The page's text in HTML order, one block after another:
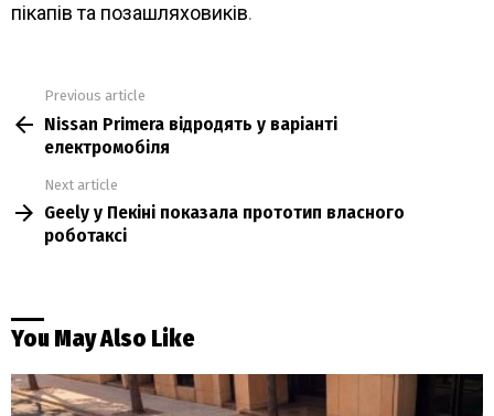
пікапів та позашляховиків.
more
Previous article
Nissan Primera відродять у варіанті
електромобіля
Next article
Geely у Пекіні показала прототип власного
роботаксі
You May Also Like